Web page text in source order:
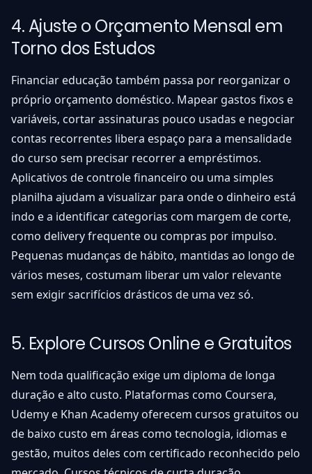
4. Ajuste o Orçamento Mensal em
Torno dos Estudos
Financiar educação também passa por reorganizar o
próprio orçamento doméstico. Mapear gastos fixos e
variáveis, cortar assinaturas pouco usadas e negociar
contas recorrentes libera espaço para a mensalidade
do curso sem precisar recorrer a empréstimos.
Aplicativos de controle financeiro ou uma simples
planilha ajudam a visualizar para onde o dinheiro está
indo e a identificar categorias com margem de corte,
como delivery frequente ou compras por impulso.
Pequenas mudanças de hábito, mantidas ao longo de
vários meses, costumam liberar um valor relevante
sem exigir sacrifícios drásticos de uma vez só.
5. Explore Cursos Online e Gratuitos
Nem toda qualificação exige um diploma de longa
duração e alto custo. Plataformas como Coursera,
Udemy e Khan Academy oferecem cursos gratuitos ou
de baixo custo em áreas como tecnologia, idiomas e
gestão, muitos deles com certificado reconhecido pelo